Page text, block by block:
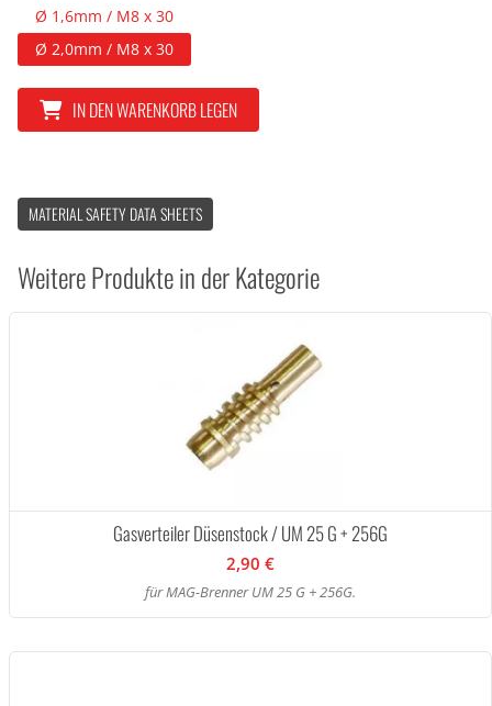
Ø 1,6mm / M8 x 30
Ø 2,0mm / M8 x 30
IN DEN WARENKORB LEGEN
MATERIAL SAFETY DATA SHEETS
Weitere Produkte in der Kategorie
Gasverteiler Düsenstock / UM 25 G + 256G
2,90 €
für MAG-Brenner UM 25 G + 256G.